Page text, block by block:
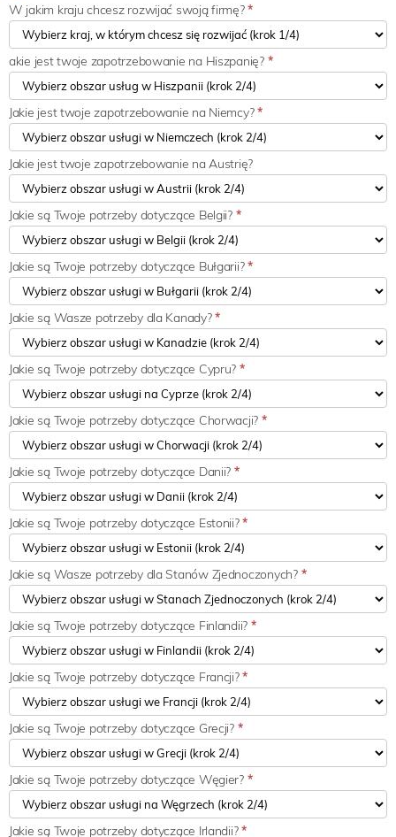
W jakim kraju chcesz rozwijać swoją firmę?*
akie jest twoje zapotrzebowanie na Hiszpanię? *
Jakie jest twoje zapotrzebowanie na Niemcy?*
Jakie jest twoje zapotrzebowanie na Austrię?
Jakie są Twoje potrzeby dotyczące Belgii? *
Jakie są Twoje potrzeby dotyczące Bułgarii?*
Jakie są Wasze potrzeby dla Kanady?*
Jakie są Twoje potrzeby dotyczące Cypru? *
Jakie są Twoje potrzeby dotyczące Chorwacji? *
Jakie są Twoje potrzeby dotyczące Danii? *
Jakie są Twoje potrzeby dotyczące Estonii?*
Jakie są Wasze potrzeby dla Stanów Zjednoczonych? *
Jakie są Twoje potrzeby dotyczące Finlandii? *
Jakie są Twoje potrzeby dotyczące Francji?*
Jakie są Twoje potrzeby dotyczące Grecji? *
Jakie są Twoje potrzeby dotyczące Węgier? *
Jakie są Twoje potrzeby dotyczące Irlandii?*